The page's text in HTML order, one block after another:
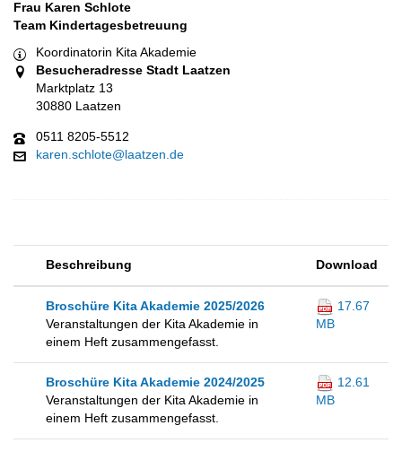
Frau Karen Schlote
Team Kindertagesbetreuung
Koordinatorin Kita Akademie
Besucheradresse Stadt Laatzen
Marktplatz 13
30880 Laatzen
0511 8205-5512
karen.schlote@laatzen.de
Beschreibung Download
Broschüre Kita Akademie 2025/2026
Veranstaltungen der Kita Akademie in
einem Heft zusammengefasst.
17.67
MB
Broschüre Kita Akademie 2024/2025
Veranstaltungen der Kita Akademie in
einem Heft zusammengefasst.
12.61
MB